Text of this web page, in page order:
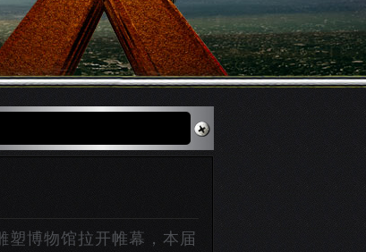
塑博物馆拉开帷幕，本届